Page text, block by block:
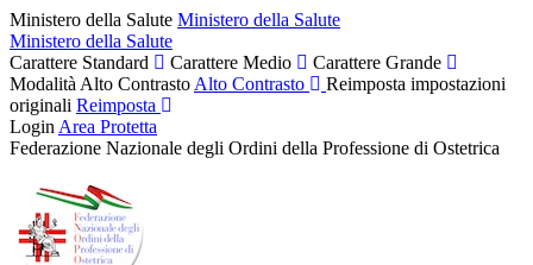
Ministero della Salute Ministero della Salute
Ministero della Salute
Carattere Standard
Carattere Medio
Carattere Grande
Modalità Alto Contrasto Alto Contrasto
Reimposta impostazioni
originali Reimposta
Login Area Protetta
Federazione Nazionale degli Ordini della Professione di Ostetrica